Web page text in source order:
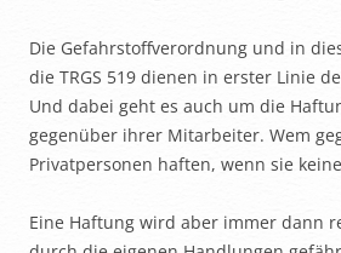
Die Gefahrstoffverordnung und in
die TRGS 519 dienen in erster Linie
Und dabei geht es auch um die
gegenüber ihrer Mitarbeiter. Wem
Privatpersonen haften, wenn sie
Eine Haftung wird aber immer dann